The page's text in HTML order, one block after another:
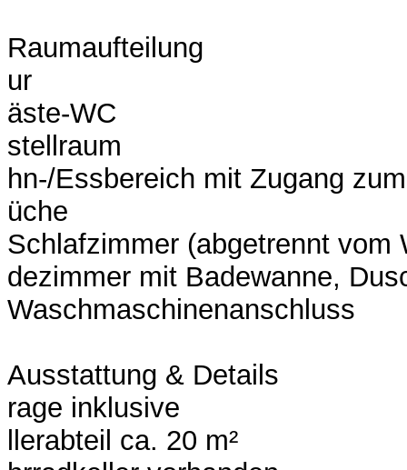
Raumaufteilung
ur
äste-WC
stellraum
hn-/Essbereich mit Zugang
üche
Schlafzimmer (abgetrennt vom
dezimmer mit Badewanne,
Waschmaschinenanschluss
Ausstattung & Details
rage inklusive
llerabteil ca. 20 m²